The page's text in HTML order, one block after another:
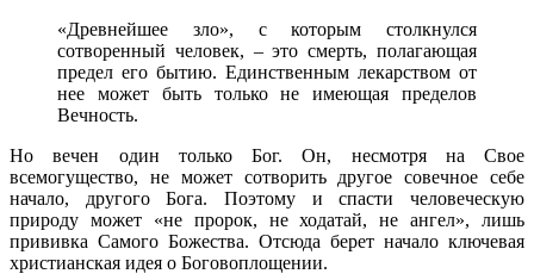
«Древнейшее зло», с которым столкнулся
сотворенный человек, – это смерть, полагающая
предел его бытию. Единственным лекарством от
нее может быть только не имеющая пределов
Вечность.
Но вечен один только Бог. Он, несмотря на Свое
всемогущество, не может сотворить другое совечное себе
начало, другого Бога. Поэтому и спасти человеческую
природу может «не пророк, не ходатай, не ангел», лишь
прививка Самого Божества. Отсюда берет начало ключевая
христианская идея о Боговоплощении.